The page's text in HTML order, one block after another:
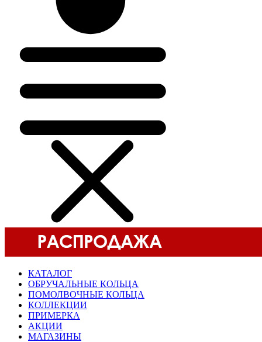
КАТАЛОГ
ОБРУЧАЛЬНЫЕ КОЛЬЦА
ПОМОЛВОЧНЫЕ КОЛЬЦА
КОЛЛЕКЦИИ
ПРИМЕРКА
АКЦИИ
МАГАЗИНЫ